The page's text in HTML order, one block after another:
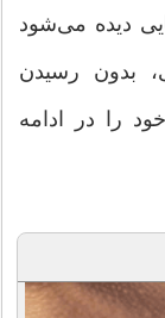
دیده می‌شود
بدون رسیدن
را در ادامه